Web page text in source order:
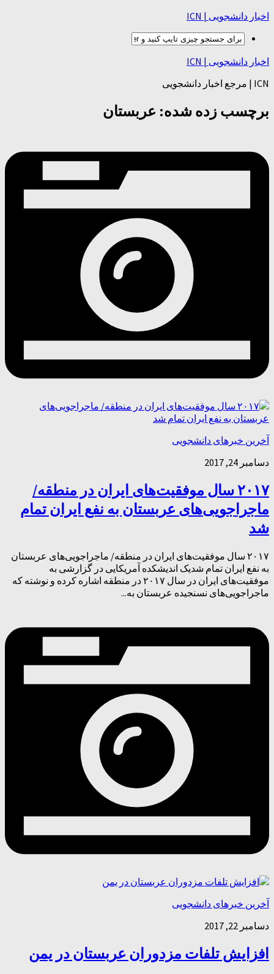
اخبار دانشجویی | ICN
اخبار دانشجویی | ICN
ICN | مرجع اخبار دانشجویی
برچسب زده شده: عربستان
آخرین خبرهای دانشجویی
دسامبر 24, 2017
۲۰۱۷ سال موفقیت‌های ایران در منطقه/
ماجراجویی‌های عربستان به نفع ایران تمام
شد
۲۰۱۷ سال موفقیت‌های ایران در منطقه/ ماجراجویی‌های عربستان
به نفع ایران تمام شدیک اندیشکده آمریکایی در گزارشی به
موفقیت‌های ایران در سال ۲۰۱۷ در منطقه اشاره کرده و نوشته که
ماجراجویی‌های نسنجیده عربستان به...
آخرین خبرهای دانشجویی
دسامبر 22, 2017
افزایش تلفات مزدوران عربستان در یمن